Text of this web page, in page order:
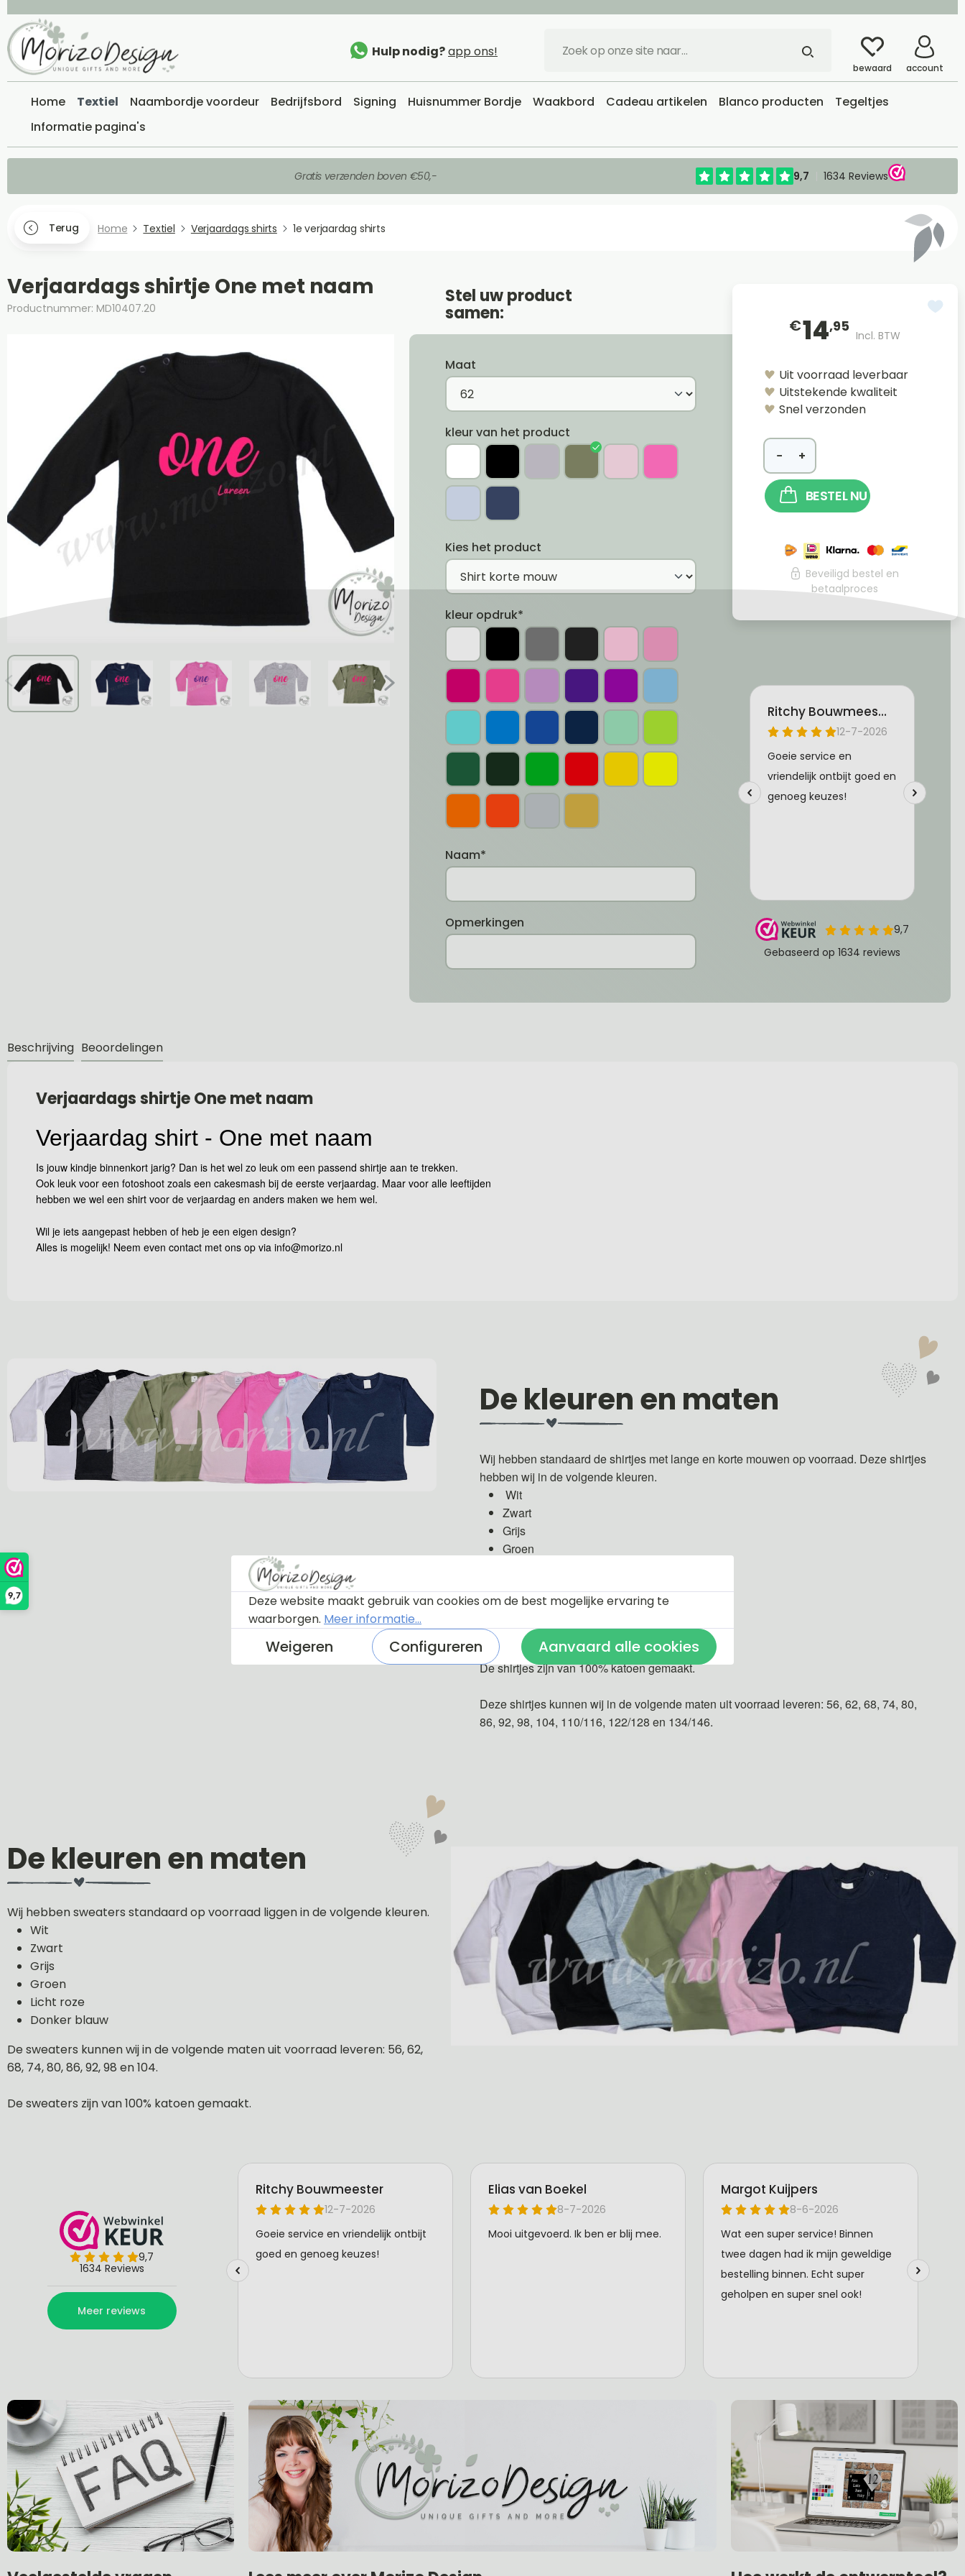
9,7
Hulp nodig?app ons!
bewaard account
Home Textiel Naambordje voordeur Bedrijfsbord Signing Huisnummer Bordje Waakbord Cadeau artikelen Blanco producten
Tegeltjes
Informatie pagina's
Gratis verzenden boven €50,-
Terug Home Textiel Verjaardags shirts 1e verjaardag shirts
Verjaardags shirtje One met naam
Productnummer: MD10407.20
Stel uw product
samen:
Maat
kleur van het product
Kies het product
kleur opdruk*
Naam*
Opmerkingen
€14,95
Incl. BTW
Uit voorraad leverbaar
Uitstekende kwaliteit
Snel verzonden
− +
BESTEL NU
Beveiligd bestel en
betaalproces
Beschrijving Beoordelingen
Verjaardags shirtje One met naam
Verjaardag shirt - One met naam
Is jouw kindje binnenkort jarig? Dan is het wel zo leuk om een passend shirtje aan te trekken.
Ook leuk voor een fotoshoot zoals een cakesmash bij de eerste verjaardag. Maar voor alle leeftijden
hebben we wel een shirt voor de verjaardag en anders maken we hem wel.
Wil je iets aangepast hebben of heb je een eigen design?
Alles is mogelijk! Neem even contact met ons op via info@morizo.nl
De kleuren en maten
Wij hebben standaard de shirtjes met lange en korte mouwen op voorraad. Deze shirtjes
hebben wij in de volgende kleuren.
Wit
Zwart
Grijs
Groen
Licht blauw
De shirtjes zijn van 100% katoen gemaakt.
Deze shirtjes kunnen wij in de volgende maten uit voorraad leveren: 56, 62, 68, 74, 80,
86, 92, 98, 104, 110/116, 122/128 en 134/146.
De kleuren en maten
Wij hebben sweaters standaard op voorraad liggen in de volgende kleuren.
Wit
Zwart
Grijs
Groen
Licht roze
Donker blauw
De sweaters kunnen wij in de volgende maten uit voorraad leveren: 56, 62,
68, 74, 80, 86, 92, 98 en 104.
De sweaters zijn van 100% katoen gemaakt.
Deze website maakt gebruik van cookies om de best mogelijke ervaring te
waarborgen. Meer informatie...
Weigeren Configureren Aanvaard alle cookies